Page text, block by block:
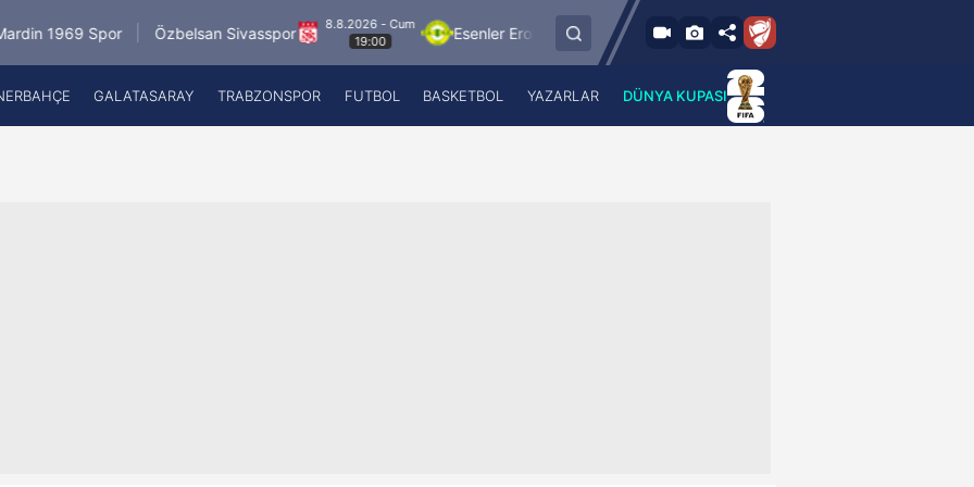
Spor Özbelsan Sivasspor
8.8.2026 - Cum
19:00
Esenler Erokspor Hesap.com Antalyaspor
8.8.2026 - Cum
A Haber Radyo
GALATASARAY TRABZONSPOR FUTBOL BASKETBOL YAZARLAR DÜNYA KUPASI